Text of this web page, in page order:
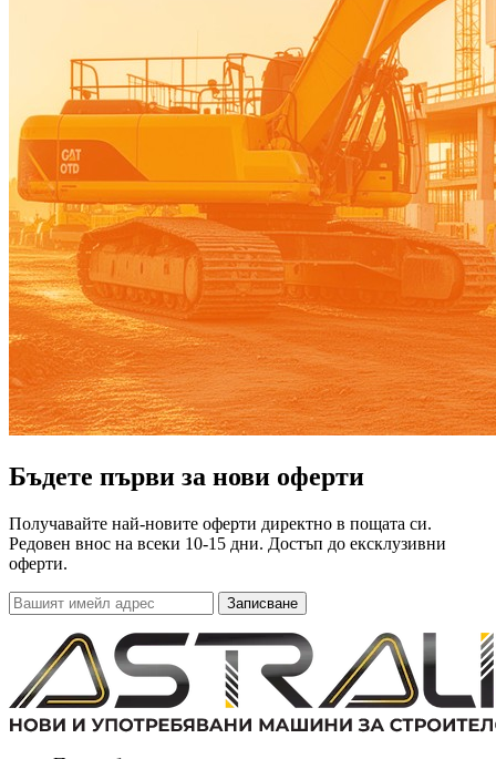
Бъдете първи за нови оферти
Получавайте най-новите оферти директно в пощата си.
Редовен внос на всеки 10-15 дни. Достъп до ексклузивни
оферти.
Записване